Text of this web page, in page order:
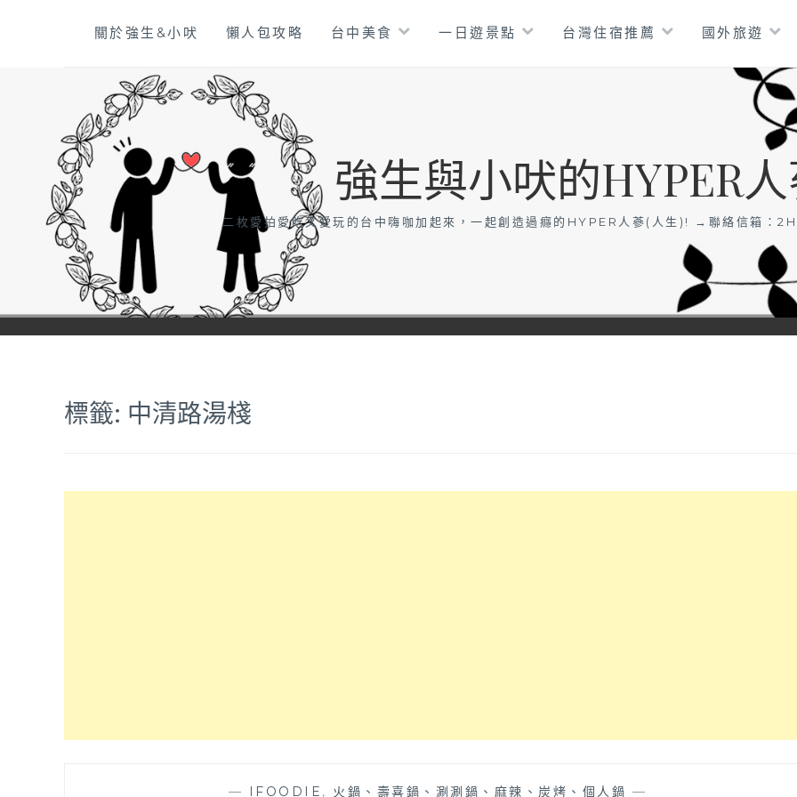
關於強生&小吠 懶人包攻略 台中美食 一日遊景點 台灣住宿推薦 國外旅遊
強生與小吠的HYPER
二枚愛拍愛吃又愛玩的台中嗨咖加起來，一起創造過癮的HYPER人蔘(人生)! →聯絡信箱：
標籤: 中清路湯棧
— IFOODIE , 火鍋、壽喜鍋、涮涮鍋、麻辣、炭烤、個人鍋 —